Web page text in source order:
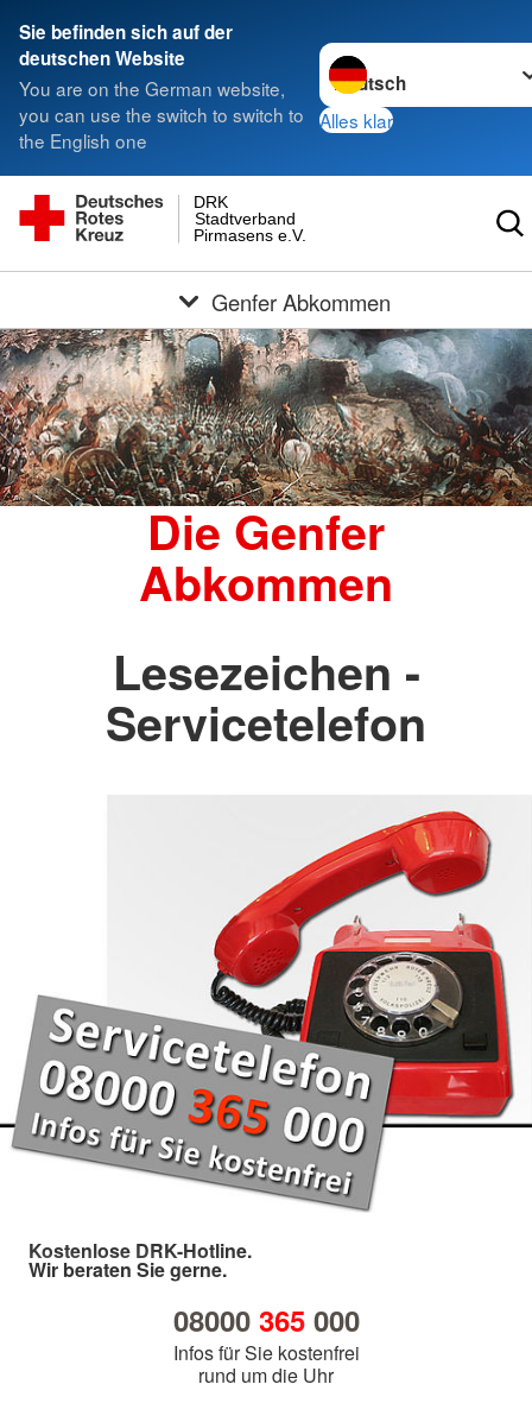
Sie befinden sich auf der
deutschen Website
You are on the German website,
you can use the switch to switch to
the English one
Sprache wechseln zu
Alles klar
Pirmasens e.V.
Stadtverband
DRK
Genfer Abkommen
Die Genfer
Abkommen
Lesezeichen -
Servicetelefon
Kostenlose DRK-Hotline.
Wir beraten Sie gerne.
08000 365000
Infos für Sie kostenfrei
rund um die Uhr